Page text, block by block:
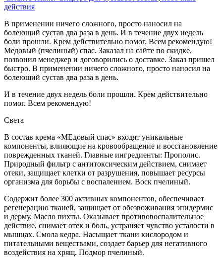
действия
В применении ничего сложного, просто наносил на
болеющий сустав два раза в день. И в течение двух недель
боли прошли. Крем действительно помог. Всем рекомендую!
Медовый (пчелиный) спас. Заказал на сайте по скидке,
позвонил менеджер и договорились о доставке. Заказ пришел
быстро. В применении ничего сложного, просто наносил на
болеющий сустав два раза в день.
И в течение двух недель боли прошли. Крем действительно
помог. Всем рекомендую!
Света
В состав крема «МЕдовый спас» входят уникальные
компоненты, влияющие на кровообращение и восстановление
поврежденных тканей. Главные ингредиенты: Прополис.
Природный фильтр с антитоксическим действием, снимает
отеки, защищает клетки от разрушения, повышает ресурсы
организма для борьбы с воспалением. Воск пчелиный.
Содержит более 300 активных компонентов, обеспечивает
регенерацию тканей, защищает от обезвоживания эпидермис
и дерму. Масло пихты. Оказывает противовоспалительное
действие, снимает отек и боль, устраняет чувство усталости в
мышцах. Смола кедра. Насыщает ткани кислородом и
питательными веществами, создает барьер для негативного
воздействия на хрящ. Подмор пчелиный.